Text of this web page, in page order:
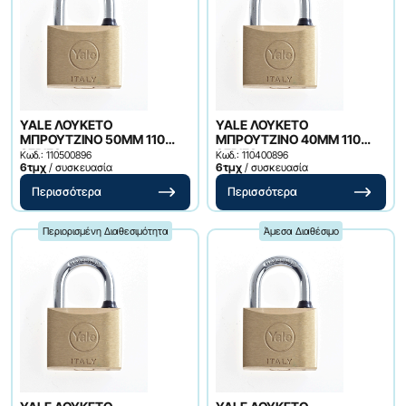
YALE ΛΟΥΚΕΤΟ
ΜΠΡΟΥΤΖΙΝΟ 50ΜΜ 110
SERIES
Κωδ.: 110500896
6τμχ / συσκευασία
Περισσότερα
YALE ΛΟΥΚΕΤΟ
ΜΠΡΟΥΤΖΙΝΟ 40ΜΜ 110
SERIES
Κωδ.: 110400896
6τμχ / συσκευασία
Περισσότερα
Περιορισμένη Διαθεσιμότητα Άμεσα Διαθέσιμο